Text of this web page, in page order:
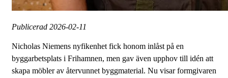
Publicerad 2026-02-11
Nicholas Niemens nyfikenhet fick honom inlåst på en
byggarbetsplats i Frihamnen, men gav även upphov till idén att
skapa möbler av återvunnet byggmaterial. Nu visar formgivaren